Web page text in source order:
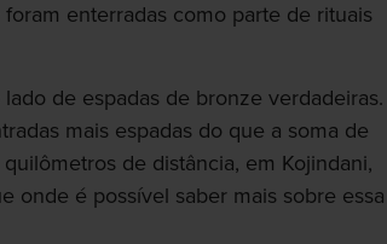
enterradas como parte de rituais
de espadas de bronze verdadeiras.
mais espadas do que a soma de
de distância, em Kojindani,
onde é possível saber mais sobre essa